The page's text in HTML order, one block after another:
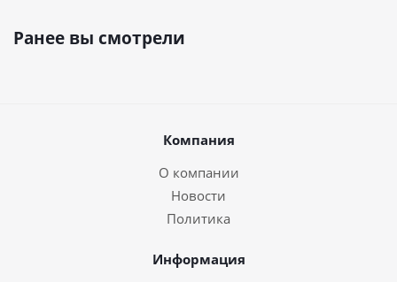
Ранее вы смотрели
Компания
О компании
Новости
Политика
Информация